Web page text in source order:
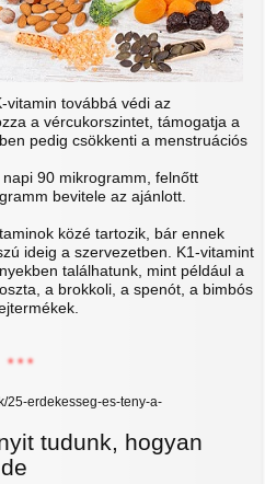
vitamin továbbá védi az
a vércukorszintet, támogatja a
pedig csökkenti a menstruációs
90 mikrogramm, felnőtt
bevitele az ajánlott.
közé tartozik, bár ennek
ideig a szervezetben. K1-vitamint
találhatunk, mint például a
a brokkoli, a spenót, a bimbós
* * *
25-erdekesseg-es-teny-a-
tudunk, hogyan